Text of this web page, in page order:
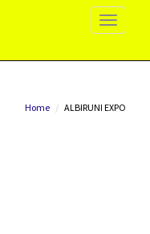
Toggle
Home ALBIRUNI EXPO